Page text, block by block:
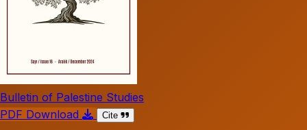
Bulletin of Palestine Studies
PDF Download
Cite